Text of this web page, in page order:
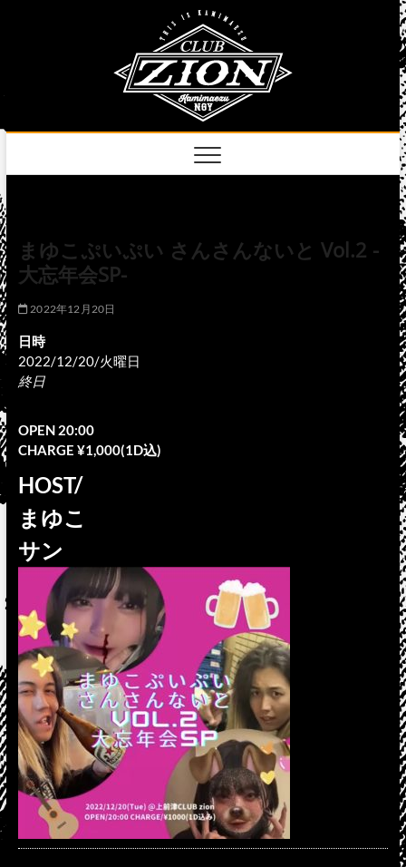
まゆこぷいぷい さんさんないと Vol.2 -
大忘年会SP-
2022年12月20日
日時
2022/12/20/火曜日
終日
OPEN 20:00
CHARGE ¥1,000(1D込)
HOST/
まゆこ
サン